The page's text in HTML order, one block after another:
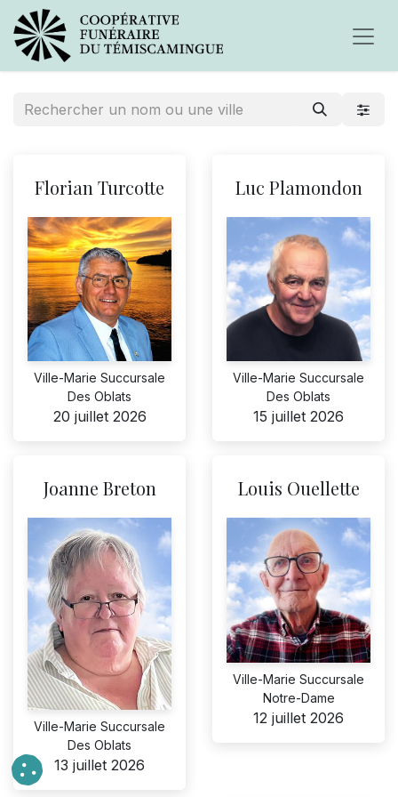
Florian Turcotte
Ville-Marie Succursale
Des Oblats
20 juillet 2026
Luc Plamondon
Ville-Marie Succursale
Des Oblats
15 juillet 2026
Joanne Breton
Ville-Marie Succursale
Des Oblats
13 juillet 2026
Louis Ouellette
Ville-Marie Succursale
Notre-Dame
12 juillet 2026